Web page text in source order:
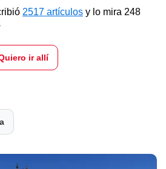
2517 artículos y lo mira 248
ir allí